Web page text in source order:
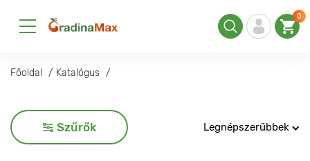
0
Főoldal Katalógus
Szűrők Legnépszerűbbek